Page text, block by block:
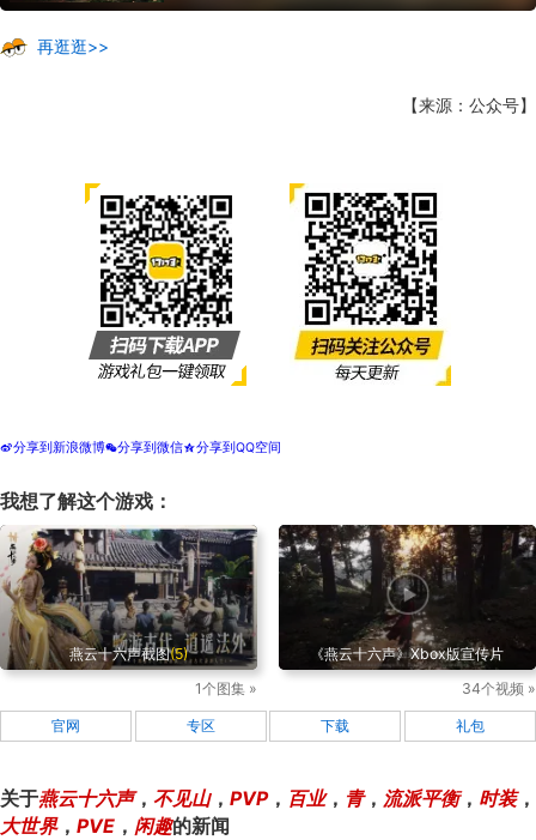
再逛逛>>
【来源：公众号】
t分享到新浪微博w分享到微信z分享到QQ空间
我想了解这个游戏：
燕云十六声截图(5)
1个图集 »
《燕云十六声》Xbox版宣传片
34个视频 »
官网 专区 下载 礼包
关于燕云十六声， 不见山， PVP， 百业， 青， 流派平衡， 时装，
大世界， PVE ， 闲趣的新闻